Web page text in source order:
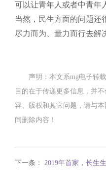
可以让青年人或者中青年
当然，民生方面的问题还
尽力而为、量力而行去解
声明：本文系mg电子转
目的在于传递更多信息，并
容、版权和其它问题，请与
间删除内容！
下一条： 2019年首家，长生